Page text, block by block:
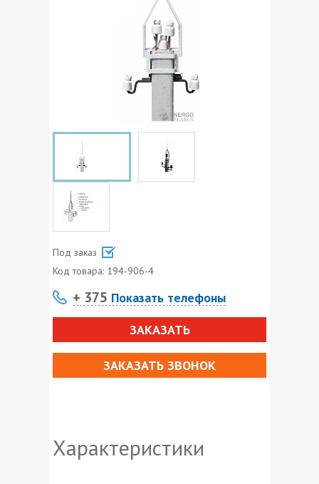
Под заказ
Код товара: 194-906-4
+ 375 Показать телефоны
ЗАКАЗАТЬ
ЗАКАЗАТЬ ЗВОНОК
Характеристики